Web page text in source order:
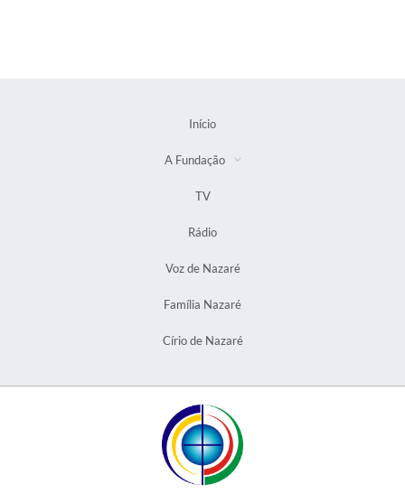
Início
A Fundação
TV
Rádio
Voz de Nazaré
Família Nazaré
Círio de Nazaré